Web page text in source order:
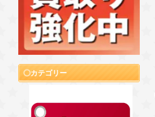
カテゴリー